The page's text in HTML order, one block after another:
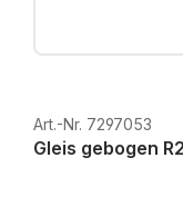
Art.-Nr. 7297053
Gleis gebogen